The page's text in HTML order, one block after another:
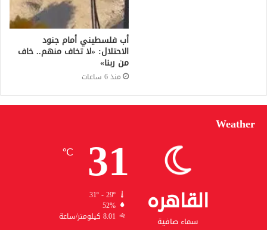
أب فلسطيني أمام جنود
الاحتلال: «لا تخاف منهم.. خاف
من ربنا»
منذ 6 ساعات
Weather
القاهره
سماء صافية
31
℃
31º - 29º
52%
8.01 كيلومتر/ساعة